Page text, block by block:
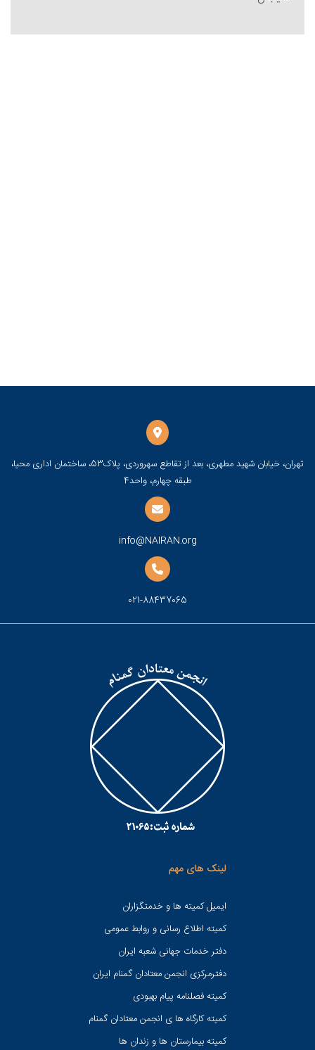
تهران، خیابان شهید مطهری، بعد از تقاطع سهروردی، پلاک53، ساختمان اداری محیا،
طبقه چهارم، واحد4
info@NAIRAN.org
021-88437065
لینک های مهم
ایمیل کمیته ها و خدمتگزاران
کميته اطلاع رسانی و روابط عمومی
دفتر خدمات جهانی شعبه ايران
دفترمرکزی انجمن معتادان گمنام ایران
کمیته فصلنامه پیام بهبودی
کمیته کارگاه ها ی انجمن معتادان گمنام
کمیته بیمارستان ها و زندان ها